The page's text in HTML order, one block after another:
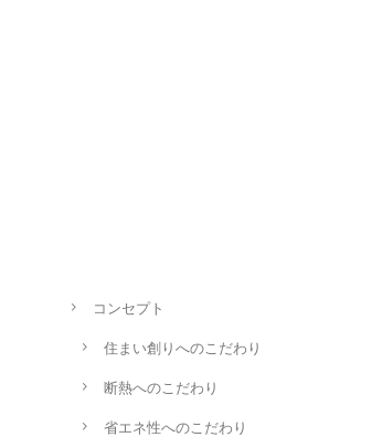
コンセプト
住まい創りへのこだわり
断熱へのこだわり
省エネ性へのこだわり